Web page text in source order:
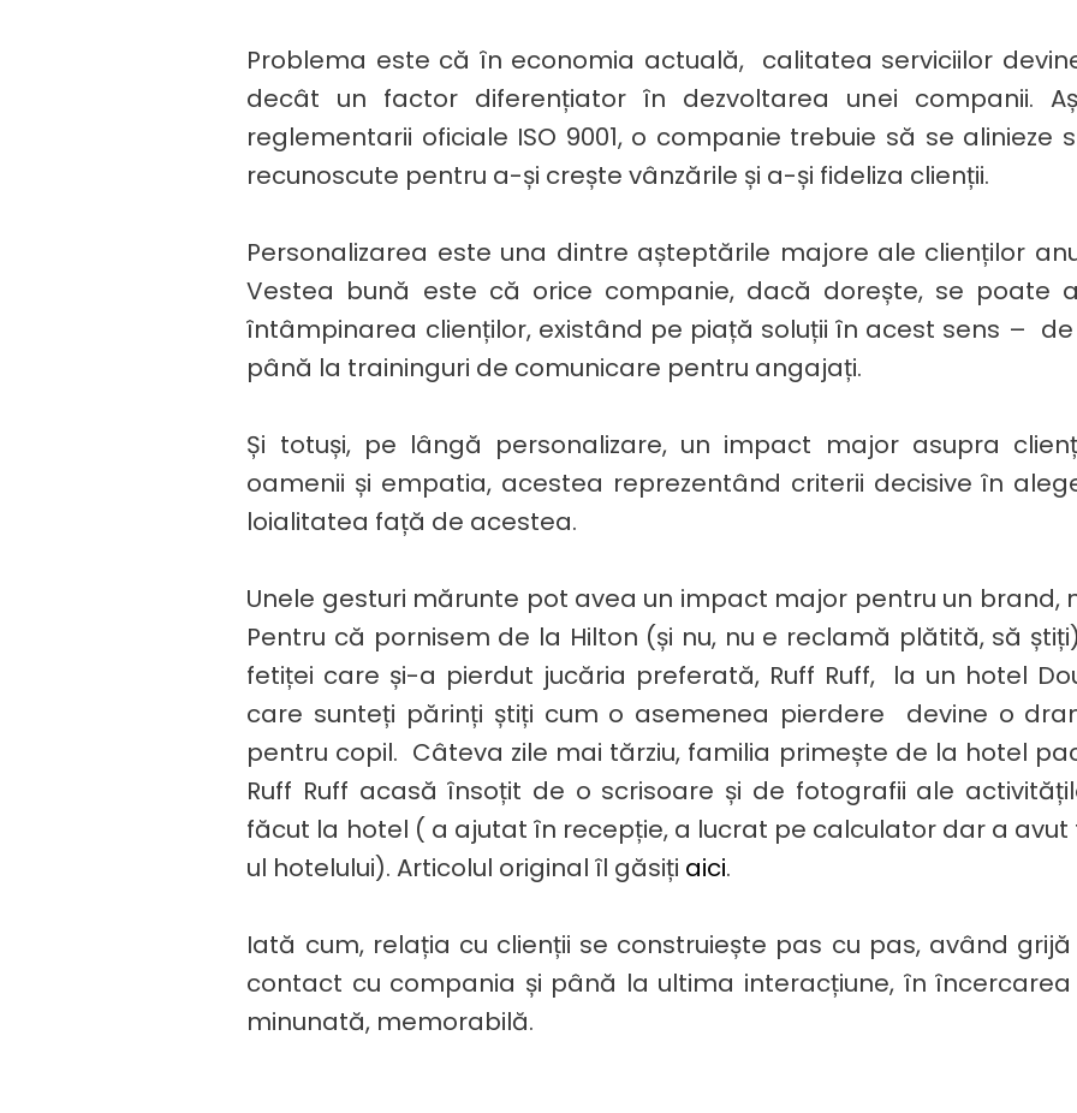
Problema este că în economia actuală, calitatea serviciilor
decât un factor diferențiator în dezvoltarea unei companii.
reglementarii oficiale ISO 9001, o companie trebuie să se
recunoscute pentru a-și crește vânzările și a-și fideliza clienții.
Personalizarea este una dintre așteptările majore ale clienților
Vestea bună este că orice companie, dacă dorește, se poate
întâmpinarea clienților, existând pe piață soluții în acest sens – de
până la traininguri de comunicare pentru angajați.
Și totuși, pe lângă personalizare, un impact major asupra
oamenii și empatia, acestea reprezentând criterii decisive în
loialitatea față de acestea.
Unele gesturi mărunte pot avea un impact major pentru un brand,
Pentru că pornisem de la Hilton (și nu, nu e reclamă plătită, să
fetiței care și-a pierdut jucăria preferată, Ruff Ruff, la un hotel
care sunteți părinți știți cum o asemenea pierdere devine o
pentru copil. Câteva zile mai tărziu, familia primește de la hotel
Ruff Ruff acasă însoțit de o scrisoare și de fotografii ale
făcut la hotel ( a ajutat în recepție, a lucrat pe calculator dar a
ul hotelului). Articolul original îl găsiți aici.
Iată cum, relația cu clienții se construiește pas cu pas, având
contact cu compania și până la ultima interacțiune, în
minunată, memorabilă.